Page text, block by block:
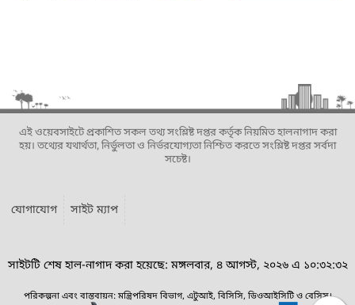
এই ওয়েবসাইটে প্রকাশিত সকল তথ্য সংশ্লিষ্ট দপ্তর কর্তৃক নিয়মিত হালনাগাদ করা
হয়। তথ্যের যথার্থতা, নির্ভুলতা ও নির্ভরযোগ্যতা নিশ্চিত করতে সংশ্লিষ্ট দপ্তর সর্বদা
সচেষ্ট।
যোগাযোগ সাইট ম্যাপ
সাইটটি শেষ হাল-নাগাদ করা হয়েছে: মঙ্গলবার, ৪ আগস্ট, ২০২৬ এ ১০:৩২:৩২
পরিকল্পনা এবং বাস্তবায়ন: মন্ত্রিপরিষদ বিভাগ, এটুআই, বিসিসি, ডিওআইসিটি ও বেসিস।